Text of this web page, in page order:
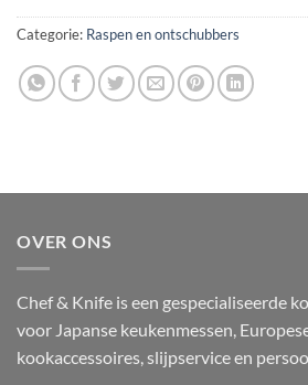
Categorie: Raspen en ontschubbers
OVER ONS
Chef & Knife is een gespecialiseerde
voor Japanse keukenmessen,
kookaccessoires, slijpservice en